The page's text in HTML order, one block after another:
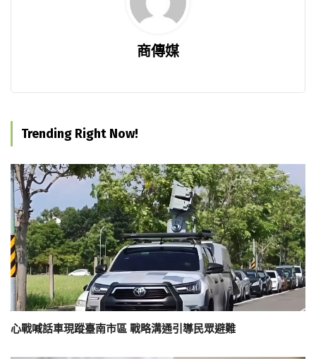
商傳媒
Trending Right Now!
心戰喊話車現蹤臺南市區 戰略溝通引導民眾避難